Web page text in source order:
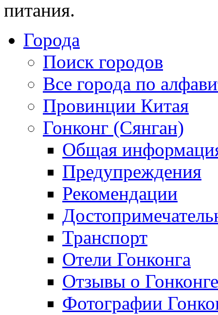
питания.
Города
Поиск городов
Все города по
Провинции Китая
Гонконг (Сянган)
Общая
Предупреждения
Рекомендации
Транспорт
Отели Гонконга
Отзывы о Гонконге
Фотографии